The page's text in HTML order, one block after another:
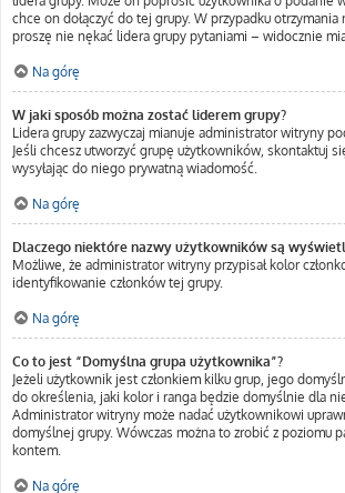
chce on dołączyć do tej grupy. W przypadku
proszę nie nękać lidera grupy pytaniami – widocznie
Na górę
W jaki sposób można zostać liderem grupy?
Lidera grupy zazwyczaj mianuje administrator witryny
Jeśli chcesz utworzyć grupę użytkowników, skontaktuj
wysyłając do niego prywatną wiadomość.
Na górę
Dlaczego niektóre nazwy użytkowników są
Możliwe, że administrator witryny przypisał kolor
identyfikowanie członków tej grupy.
Na górę
Co to jest “Domyślna grupa użytkownika”?
Jeżeli użytkownik jest członkiem kilku grup, jego
do określenia, jaki kolor i ranga będzie domyślnie dla
Administrator witryny może nadać użytkownikowi
domyślnej grupy. Wówczas można to zrobić z poziomu
kontem.
Na górę